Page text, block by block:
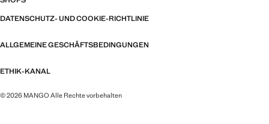
DATENSCHUTZ- UND COOKIE-RICHTLINIE
ALLGEMEINE GESCHÄFTSBEDINGUNGEN
ETHIK-KANAL
© 2026 MANGO Alle Rechte vorbehalten